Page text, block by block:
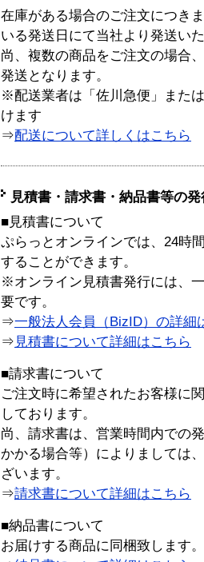
在庫がある場合のご注文につき
いる発送日にて当社より発送い
尚、複数の商品をご注文の場合
発送となります。
※配送業者は「佐川急便」また
けます
⇒配送について詳しくはこちら
見積書・請求書・納品書等の
■見積書について
ぷらっとオンラインでは、24時
することができます。
※オンライン見積書発行には、
要です。
⇒一般法人会員（BizID）の詳細
⇒ 見積書について詳細はこちら
■請求書について
ご注文時に希望されたお客様に
しております。
尚、請求書は、営業時間内での
かかる場合等）によりましては
ざいます。
⇒請求書について詳細はこちら
■納品書について
お届けする商品に同梱致します。